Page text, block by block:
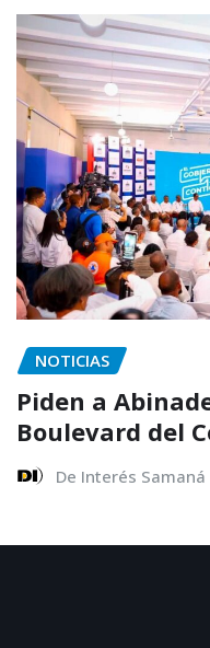
NOTICIAS
Piden a
Boulevard del
De Interés Samaná